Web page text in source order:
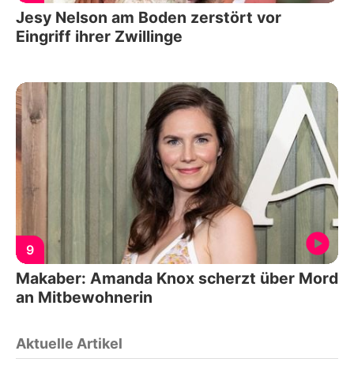
Jesy Nelson am Boden zerstört vor
Eingriff ihrer Zwillinge
9
Makaber: Amanda Knox scherzt über Mord
an Mitbewohnerin
Aktuelle Artikel